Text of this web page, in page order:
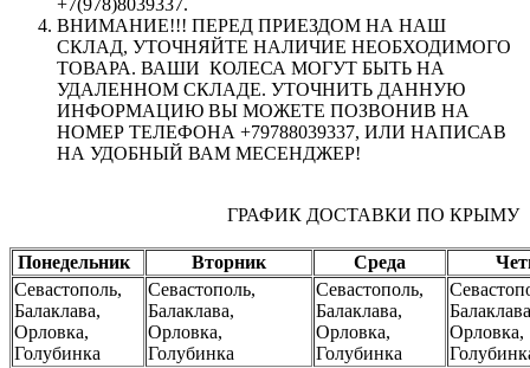
ВНИМАНИЕ!!! ПЕРЕД ПРИЕЗДОМ НА НАШ
СКЛАД, УТОЧНЯЙТЕ НАЛИЧИЕ НЕОБХОДИМОГО
ТОВАРА. ВАШИ КОЛЕСА МОГУТ БЫТЬ НА
УДАЛЕННОМ СКЛАДЕ. УТОЧНИТЬ ДАННУЮ
ИНФОРМАЦИЮ ВЫ МОЖЕТЕ ПОЗВОНИВ НА
НОМЕР ТЕЛЕФОНА +79788039337, ИЛИ НАПИСАВ
НА УДОБНЫЙ ВАМ МЕСЕНДЖЕР!
ГРАФИК ДОСТАВКИ ПО КРЫМУ
Понедельник Вторник Среда
Севастополь,
Балаклава,
Орловка,
Голубинка
Севастополь,
Балаклава,
Орловка,
Голубинка
Севастополь,
Балаклава,
Орловка,
Голубинка
Орловка,